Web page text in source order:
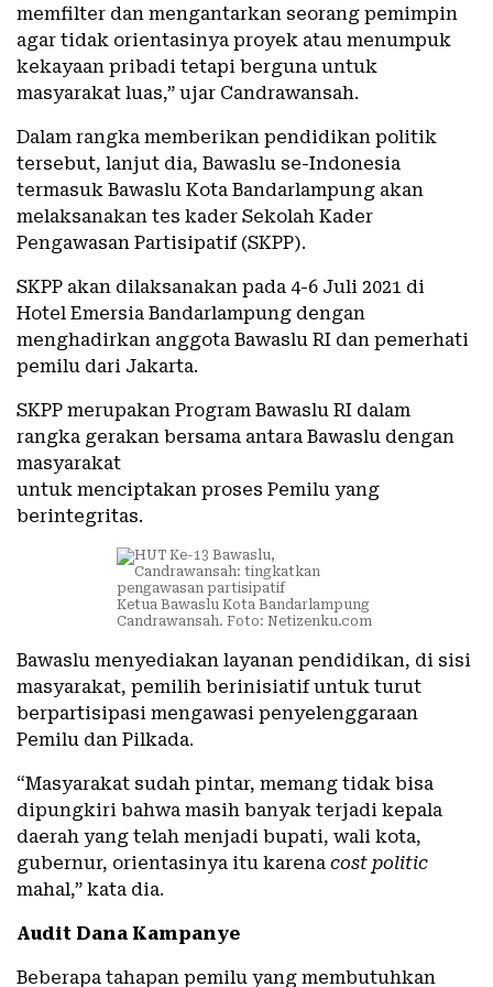
memfilter dan mengantarkan seorang pemimpin
agar tidak orientasinya proyek atau menumpuk
kekayaan pribadi tetapi berguna untuk
masyarakat luas,” ujar Candrawansah.
Dalam rangka memberikan pendidikan politik
tersebut, lanjut dia, Bawaslu se-Indonesia
termasuk Bawaslu Kota Bandarlampung akan
melaksanakan tes kader Sekolah Kader
Pengawasan Partisipatif (SKPP).
SKPP akan dilaksanakan pada 4-6 Juli 2021 di
Hotel Emersia Bandarlampung dengan
menghadirkan anggota Bawaslu RI dan pemerhati
pemilu dari Jakarta.
SKPP merupakan Program Bawaslu RI dalam
rangka gerakan bersama antara Bawaslu dengan
masyarakat
untuk menciptakan proses Pemilu yang
berintegritas.
Ketua Bawaslu Kota Bandarlampung
Candrawansah. Foto: Netizenku.com
Bawaslu menyediakan layanan pendidikan, di sisi
masyarakat, pemilih berinisiatif untuk turut
berpartisipasi mengawasi penyelenggaraan
Pemilu dan Pilkada.
“Masyarakat sudah pintar, memang tidak bisa
dipungkiri bahwa masih banyak terjadi kepala
daerah yang telah menjadi bupati, wali kota,
gubernur, orientasinya itu karena cost politic
mahal,” kata dia.
Audit Dana Kampanye
Beberapa tahapan pemilu yang membutuhkan